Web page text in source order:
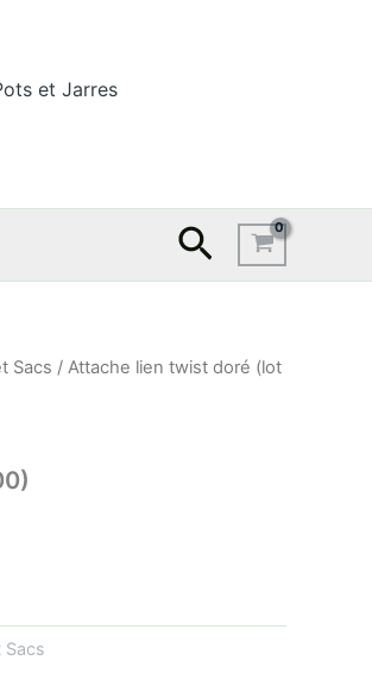
et Jarres
Sacs / Attache lien twist doré (lot
Sacs